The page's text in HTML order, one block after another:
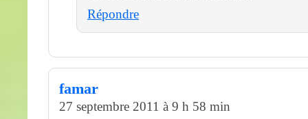
Répondre
famar
27 septembre 2011 à 9 h 58 min